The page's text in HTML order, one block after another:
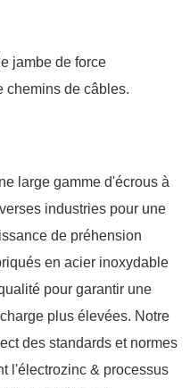
jambe de force
chemins de câbles.
large gamme d'écrous à
industries pour une
de préhension
en acier inoxydable
pour garantir une
plus élevées. Notre
des standards et normes
l'électrozinc & processus